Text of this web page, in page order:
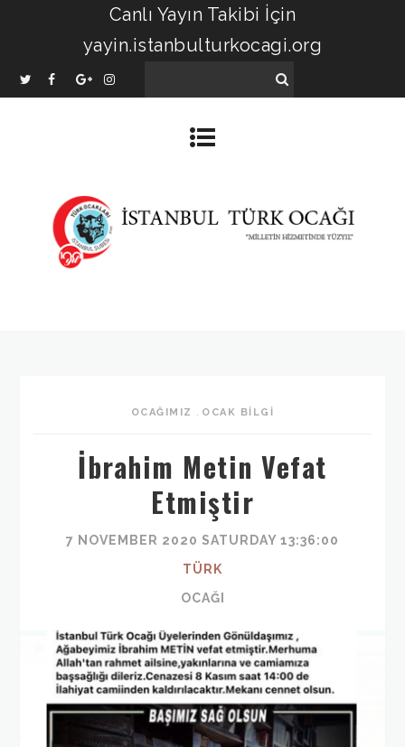
Canlı Yayın Takibi İçin
yayin.istanbulturkocagi.org
OCAĞIMIZ , OCAK BILGI
İbrahim Metin Vefat
Etmiştir
7 NOVEMBER 2020 SATURDAY 13:36:00
TÜRK
OCAĞI